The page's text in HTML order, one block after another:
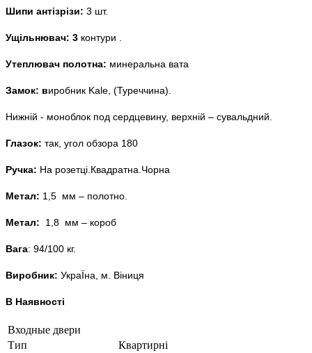
Шипи антізрізи: 3 шт.
Ущільнювач: 3 контури .
Утеплювач полотна: минеральна вата
Замок: виробник Kale, (Туреччина).
Нижній - моноблок под сердцевину, верхній – сувальдний.
Глазок: так, угол обзора 180
Ручка: На розетці.Квадратна.Чорна
Метал: 1,5 мм – полотно.
Метал: 1,8 мм – короб
Вага: 94/100 кг.
Виробник: УкраЇна, м. Віниця
В Наявності
Входные двери
Тип
Квартирні